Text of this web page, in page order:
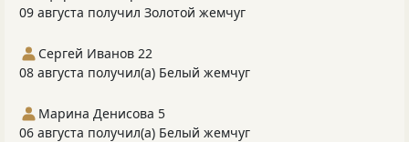
09 августа получил Золотой жемчуг
Сергей Иванов 22
08 августа получил(а) Белый жемчуг
Марина Денисова 5
06 августа получил(а) Белый жемчуг